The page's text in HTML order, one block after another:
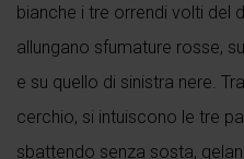
bianche i tre orrendi volti del
allungano sfumature rosse,
e su quello di sinistra nere.
cerchio, si intuiscono le tre
sbattendo senza sosta,